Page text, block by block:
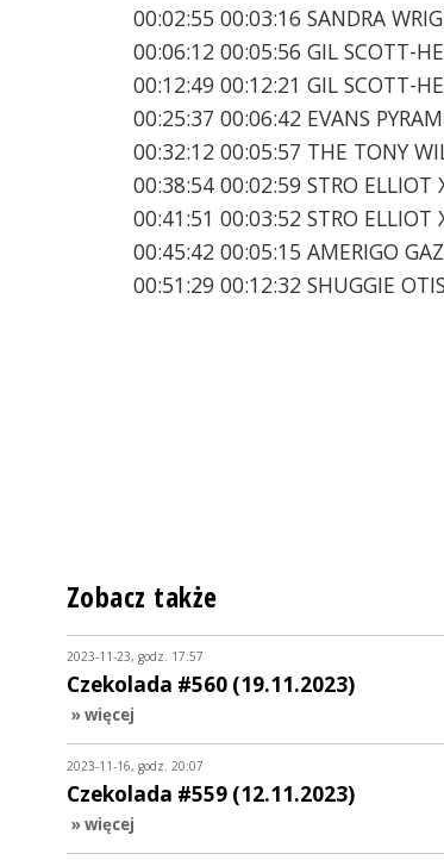
00:02:55 00:03:16 SANDRA
00:06:12 00:05:56 GIL SCOTT-
00:12:49 00:12:21 GIL SCOTT-
00:25:37 00:06:42 EVANS
00:32:12 00:05:57 THE TONY
00:38:54 00:02:59 STRO ELLIOT
00:41:51 00:03:52 STRO ELLIOT
00:45:42 00:05:15 AMERIGO
00:51:29 00:12:32 SHUGGIE
Zobacz także
2023-11-23, godz. 17:57
Czekolada #560 (19.11.2023)
» więcej
2023-11-16, godz. 20:07
Czekolada #559 (12.11.2023)
» więcej